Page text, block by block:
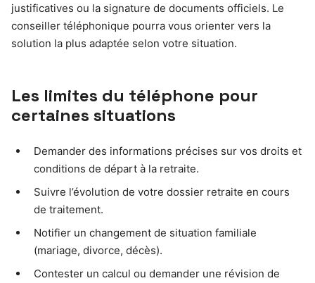
justificatives ou la signature de documents officiels. Le
conseiller téléphonique pourra vous orienter vers la
solution la plus adaptée selon votre situation.
Les limites du téléphone pour
certaines situations
Demander des informations précises sur vos droits et
conditions de départ à la retraite.
Suivre l’évolution de votre dossier retraite en cours
de traitement.
Notifier un changement de situation familiale
(mariage, divorce, décès).
Contester un calcul ou demander une révision de